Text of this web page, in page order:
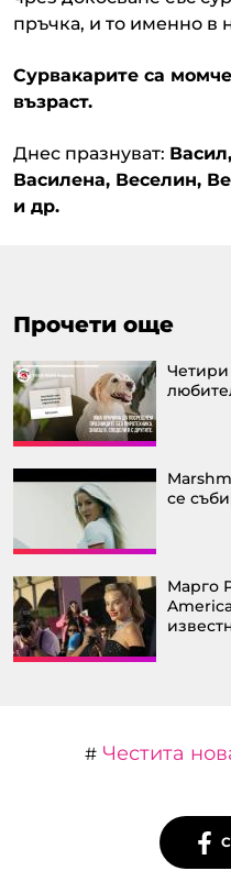
пръчка, и то именно в
Сурвакарите са
възраст.
Днес празнуват:
Василена, Веселин,
и др.
Прочети още
Четири
се
Марго
# Честита